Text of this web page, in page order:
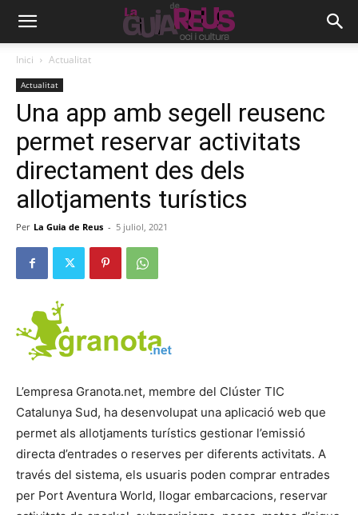
Inici Actualitat
Actualitat
Una app amb segell reusenc
permet reservar activitats
directament des dels
allotjaments turístics
Per La Guia de Reus - 5 juliol, 2021
L’empresa Granota.net, membre del Clúster TIC
Catalunya Sud, ha desenvolupat una aplicació web que
permet als allotjaments turístics gestionar l’emissió
directa d’entrades o reserves per diferents activitats. A
través del sistema, els usuaris poden comprar entrades
per Port Aventura World, llogar embarcacions, reservar